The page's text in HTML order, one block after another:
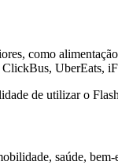
como
UberEats,
de utilizar o
saúde,